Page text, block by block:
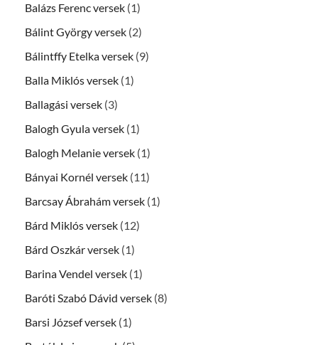
Balázs Ferenc versek (1)
Bálint György versek (2)
Bálintffy Etelka versek (9)
Balla Miklós versek (1)
Ballagási versek (3)
Balogh Gyula versek (1)
Balogh Melanie versek (1)
Bányai Kornél versek (11)
Barcsay Ábrahám versek (1)
Bárd Miklós versek (12)
Bárd Oszkár versek (1)
Barina Vendel versek (1)
Baróti Szabó Dávid versek (8)
Barsi József versek (1)